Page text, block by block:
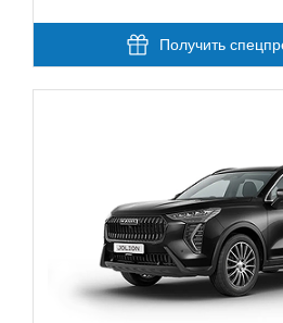
Получить